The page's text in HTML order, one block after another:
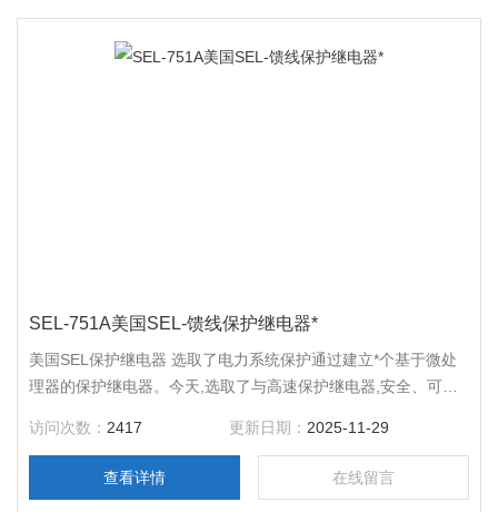
SEL-751A美国SEL-馈线保护继电器*
美国SEL保护继电器 选取了电力系统保护通过建立*个基于微处
理器的保护继电器。今天,选取了与高速保护继电器,安全、可靠
有Z高的平均故障间隔时间（MTBF）的市场（在500年）。
访问次数： 2417 更新日期： 2025-11-29
查看详情 在线留言